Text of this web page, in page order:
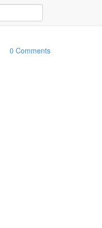
0 Comments